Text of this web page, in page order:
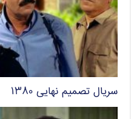
سریال تصمیم نهایی ۱۳۸۰